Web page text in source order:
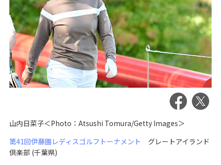
山内日菜子＜Photo：Atsushi Tomura/Getty Images＞
第41回伊藤園レディスゴルフトーナメント グレートアイランド
倶楽部 (千葉県)